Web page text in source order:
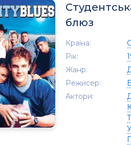
блюз
Країна:
Рік:
Жанр:
Режисер:
Актори: